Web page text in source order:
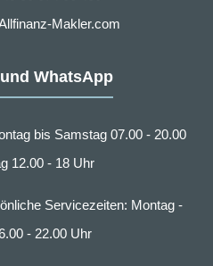
Makler.com
WhatsApp
bis Samstag 07.00 - 20.00
12.00 - 18 Uhr
Servicezeiten: Montag -
- 22.00 Uhr